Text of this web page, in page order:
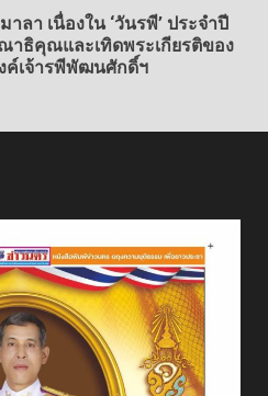
ลา เนื่องใน ‘วันรพี’ ประจำปี
าธิคุณและเทิดพระเกียรติของ
ค์เจ้ารพีพัฒนศักดิ์ฯ